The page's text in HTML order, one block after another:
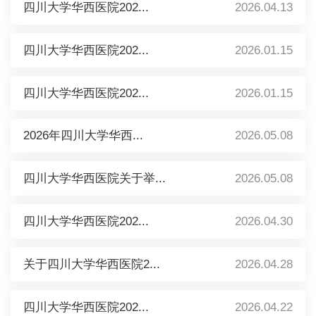
四川大学华西医院202... 2026.04.13
四川大学华西医院202... 2026.01.15
四川大学华西医院202... 2026.01.15
2026年四川大学华西... 2026.05.08
四川大学华西医院关于举... 2026.05.08
四川大学华西医院202... 2026.04.30
关于四川大学华西医院2... 2026.04.28
四川大学华西医院202... 2026.04.22